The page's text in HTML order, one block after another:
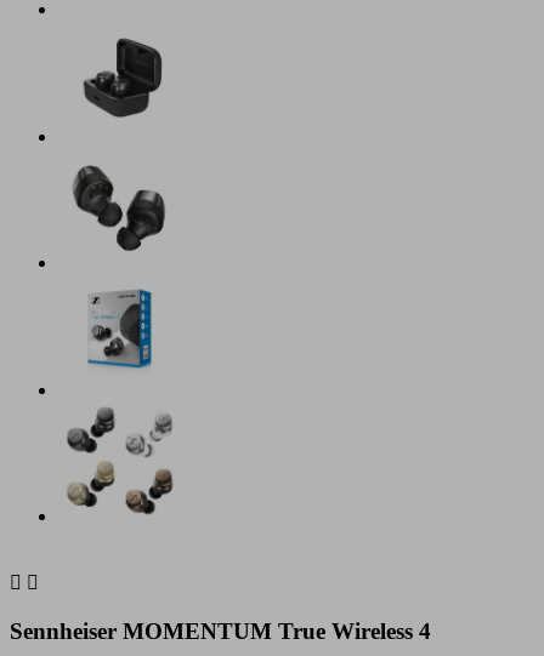
 
Sennheiser MOMENTUM True Wireless 4